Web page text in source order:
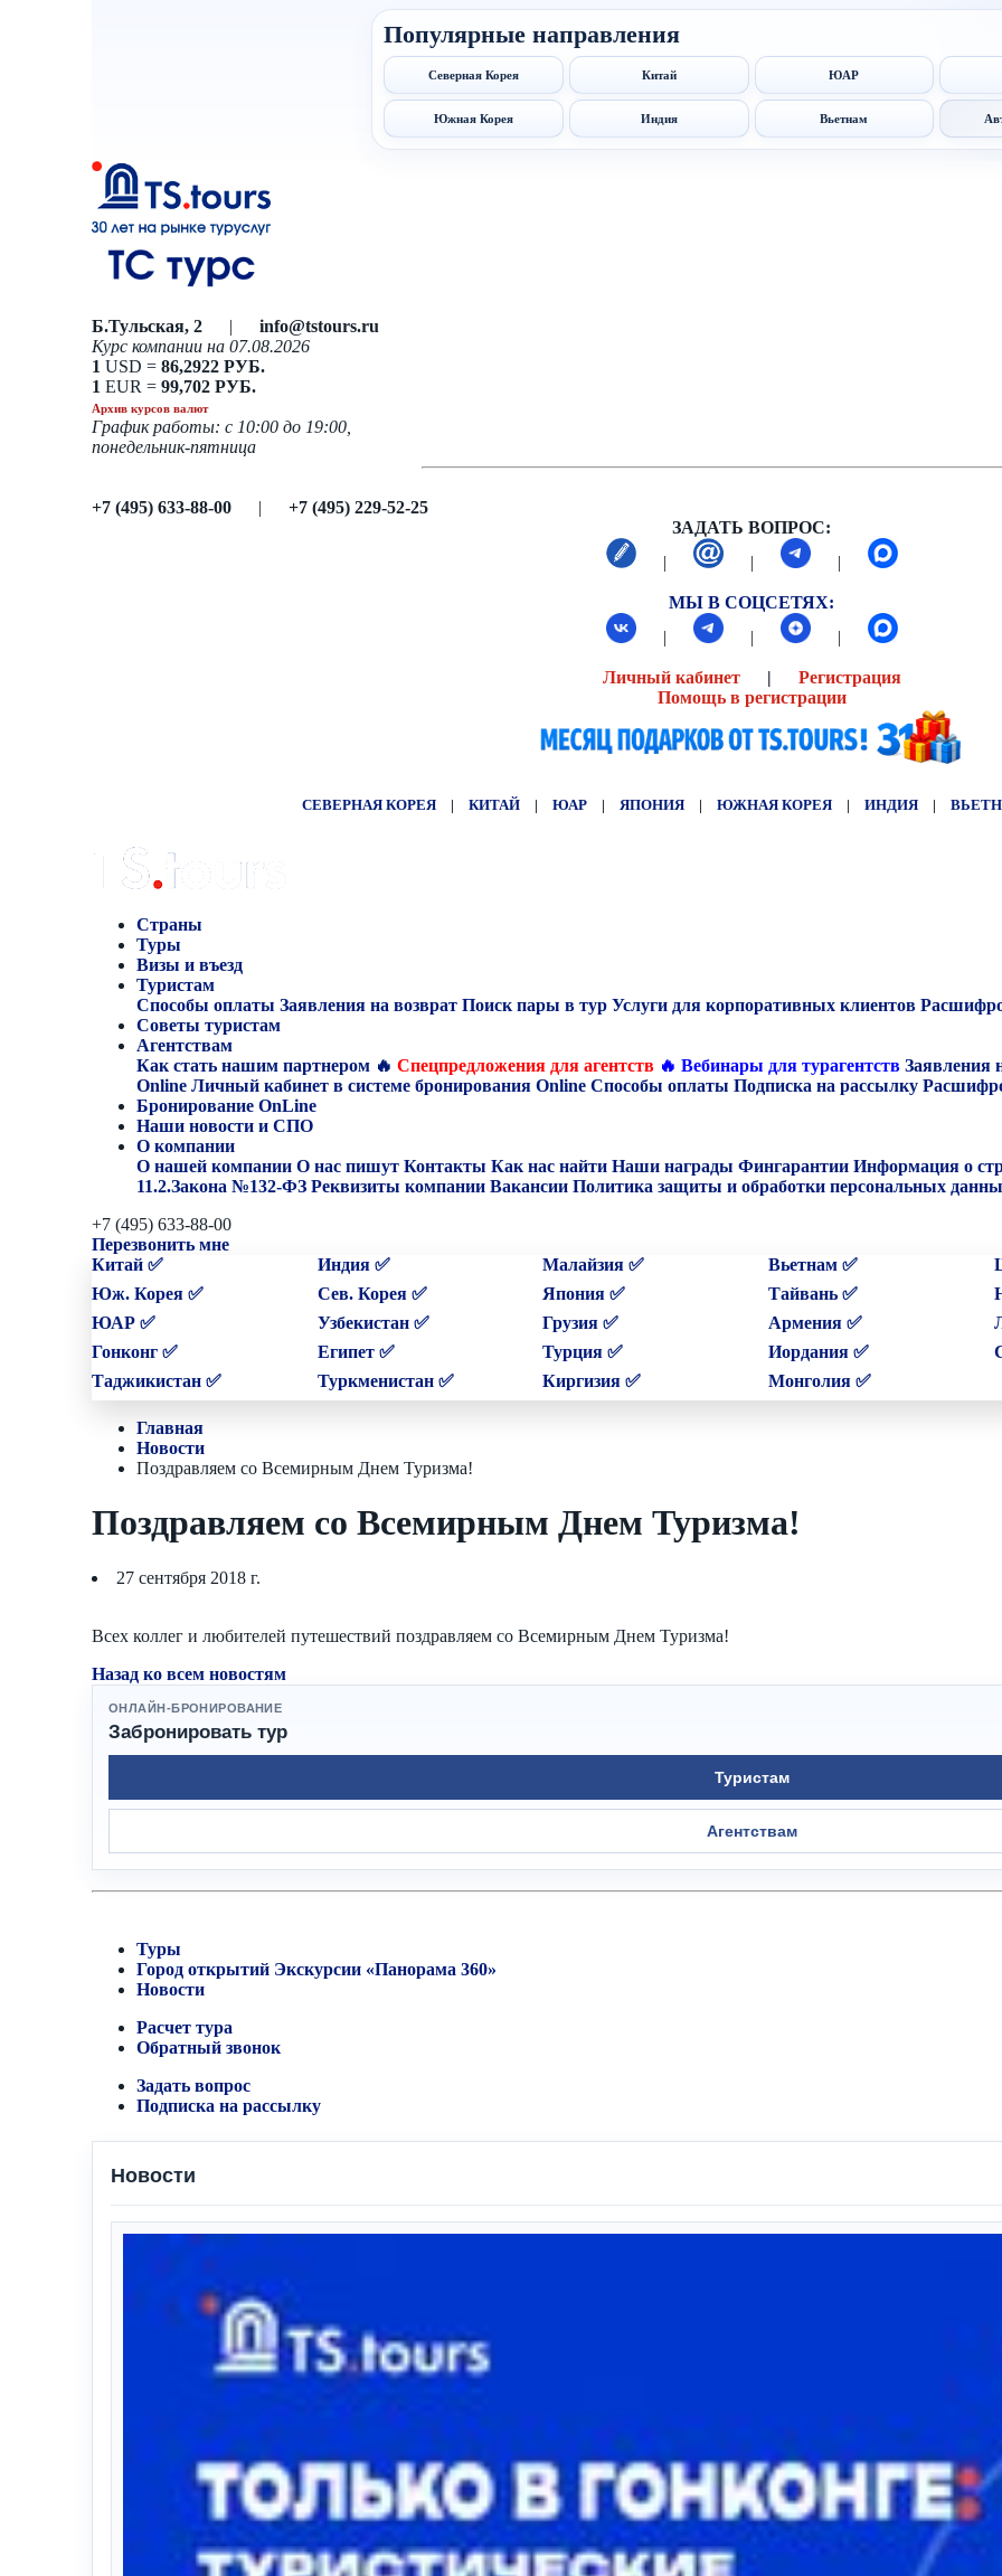
Популярные направления
Северная Корея Китай ЮАР
Южная Корея Индия Вьетнам
Б.Тульская, 2 | info@tstours.ru
Курс компании на 07.08.2026
1 USD = 86,2922 РУБ.
1 EUR = 99,702 РУБ.
Архив курсов валют
График работы: с 10:00 до 19:00,
понедельник-пятница
+7 (495) 633-88-00 | +7 (495) 229-52-25
ЗАДАТЬ ВОПРОС:
|
| |
МЫ В СОЦСЕТЯХ:
|
| |
Личный кабинет| Регистрация
Помощь в регистрации
СЕВЕРНАЯ КОРЕЯ | КИТАЙ | ЮАР | ЯПОНИЯ | ЮЖНАЯ КОРЕЯ | ИНДИЯ |
Страны
Туры
Визы и въезд
Туристам
Способы оплаты Заявления на возврат Поиск пары в тур Услуги для корпоративных клиентов
Советы туристам
Агентствам
Как стать нашим партнером 🔥 Спецпредложения для агентств 🔥 Вебинары для турагентств Заявления
Online Личный кабинет в системе бронирования Online Способы оплаты Подписка на рассылку
Бронирование OnLine
Наши новости и СПО
О компании
О нашей компании О нас пишут Контакты Как нас найти Наши награды Фингарантии Информация о
11.2.Закона №132-ФЗ Реквизиты компании Вакансии Политика защиты и обработки персональных
+7 (495) 633-88-00
Перезвонить мне
Китай ✅
Индия ✅ Малайзия ✅ Вьетнам ✅
Юж. Корея ✅
Сев. Корея ✅ Япония ✅ Тайвань ✅
ЮАР ✅
Узбекистан ✅ Грузия ✅ Армения ✅
Гонконг ✅
Египет ✅ Турция ✅ Иордания ✅
Таджикистан ✅
Туркменистан ✅ Киргизия ✅ Монголия ✅
Главная
Новости
Поздравляем со Всемирным Днем Туризма!
Поздравляем со Всемирным Днем Туризма!
27 сентября 2018 г.
Всех коллег и любителей путешествий поздравляем со Всемирным Днем Туризма!
Назад ко всем новостям
ОНЛАЙН-БРОНИРОВАНИЕ
Забронировать тур
Туристам
Агентствам
Туры
Город открытий Экскурсии «Панорама 360»
Новости
Расчет тура
Обратный звонок
Задать вопрос
Подписка на рассылку
Новости